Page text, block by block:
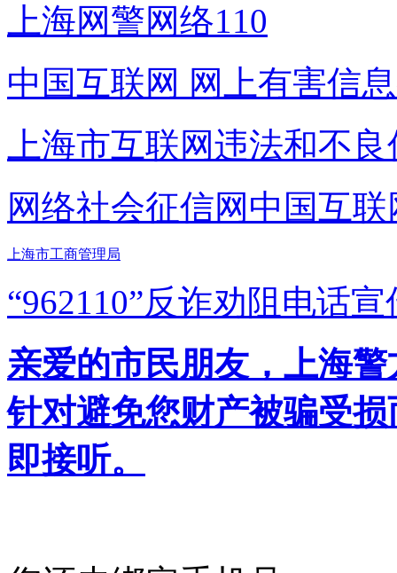
上海网警网络110
中国互联网 网上有害信
上海市互联网违法和不
网络社会征信网 中国互
上海市工商管理局
“962110”反诈劝阻电话宣
亲爱的市民朋友，上海
针对避免您财产被骗受
即接听。